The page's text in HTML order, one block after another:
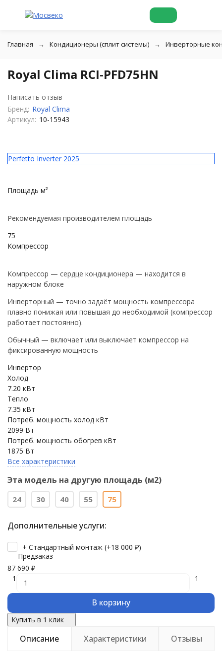
Главная Кондиционеры (сплит системы) Инверторные
Royal Clima RCI-PFD75HN
Написать отзыв
Бренд: Royal Clima
Артикул: 10-15943
Perfetto Inverter 2025
Площадь м²
Рекомендуемая производителем площадь
75
Компрессор
Компрессор — сердце кондиционера — находится в
наружном блоке
Инверторный — точно задаёт мощность компрессора
плавно понижая или повышая до необходимой (компрессор
работает постоянно).
Обычный — включает или выключает компрессор на
фиксированную мощность
Инвертор
Холод
7.20 кВт
Тепло
7.35 кВт
Потреб. мощность холод кВт
2099 Вт
Потреб. мощность обогрев кВт
1875 Вт
Все характеристики
Эта модель на другую площадь (м2)
24 30 40 55 75
Дополнительные услуги:
+ Стандартный монтаж (+18 000 ₽)
Предзаказ
87 690 ₽
1
1
В корзину
Купить в 1 клик
Описание Характеристики Отзывы